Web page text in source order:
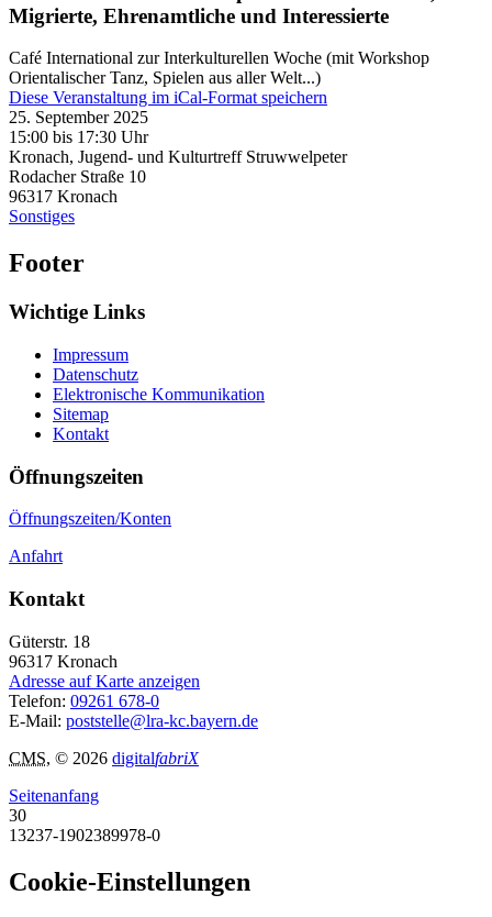
Migrierte, Ehrenamtliche und Interessierte
Café International zur Interkulturellen Woche (mit Workshop
Orientalischer Tanz, Spielen aus aller Welt...)
Diese Veranstaltung im iCal-Format speichern
25. September 2025
15:00 bis 17:30 Uhr
Kronach, Jugend- und Kulturtreff Struwwelpeter
Rodacher Straße 10
96317 Kronach
Sonstiges
Footer
Wichtige Links
Impressum
Datenschutz
Elektronische Kommunikation
Sitemap
Kontakt
Öffnungszeiten
Öffnungszeiten/Konten
Anfahrt
Kontakt
Güterstr. 18
96317 Kronach
Adresse auf Karte anzeigen
Telefon: 09261 678-0
E-Mail: poststelle@lra-kc.bayern.de
CMS, © 2026 digitalfabriX
Seitenanfang
30
13237-1902389978-0
Cookie-Einstellungen